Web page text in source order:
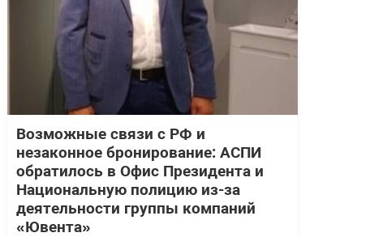
Возможные связи с РФ и
незаконное бронирование: АСПИ
обратилось в Офис Президента и
Национальную полицию из-за
деятельности группы компаний
«Ювента»